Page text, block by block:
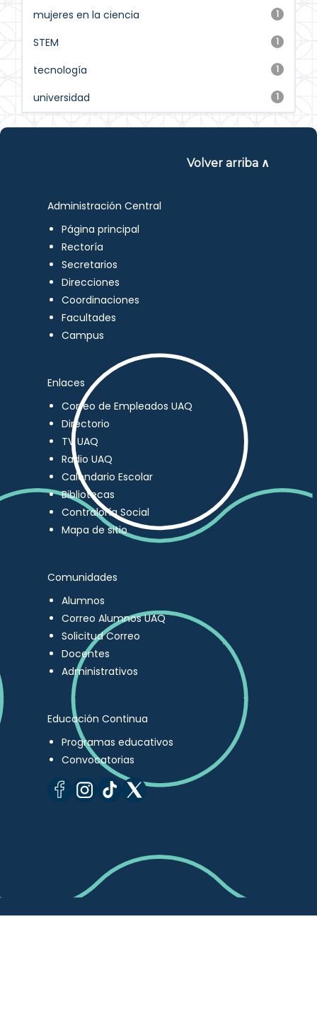
1
mujeres en la ciencia
1
STEM
1
tecnología
1
universidad
Volver arriba ∧
Administración Central
Página principal
Rectoría
Secretarios
Direcciones
Coordinaciones
Facultades
Campus
Enlaces
Correo de Empleados UAQ
Directorio
TV UAQ
Radio UAQ
Calendario Escolar
Bibliotecas
Contraloría Social
Mapa de sitio
Comunidades
Alumnos
Correo Alumnos UAQ
Solicitud Correo
Docentes
Administrativos
Educación Continua
Programas educativos
Convocatorias